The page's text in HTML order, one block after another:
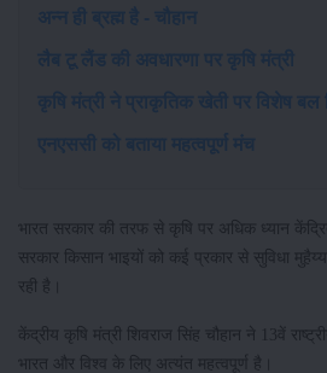
अन्न ही ब्रह्म है - चौहान
लैब टू लैंड की अवधारणा पर कृषि मंत्री
कृषि मंत्री ने प्राकृतिक खेती पर विशेष बल
एनएससी को बताया महत्वपूर्ण मंच
भारत सरकार की तरफ से कृषि पर अधिक ध्यान
सरकार किसान भाइयों को कई प्रकार से सुविधा
रही है।
केंद्रीय कृषि मंत्री शिवराज सिंह चौहान ने 13वें
भारत और विश्व के लिए अत्यंत महत्वपूर्ण है।